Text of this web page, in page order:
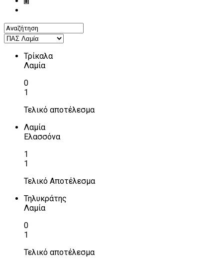
Τρίκαλα
Λαμία
0
1
Τελικό αποτέλεσμα
Λαμία
Ελασσόνα
1
1
Τελικό Αποτέλεσμα
Τηλυκράτης
Λαμία
0
1
Τελικό αποτέλεσμα